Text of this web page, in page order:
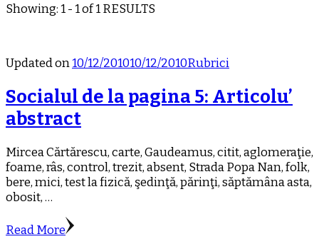
Showing: 1 - 1 of 1 RESULTS
Updated on10/12/201010/12/2010Rubrici
Socialul de la pagina 5: Articolu’
abstract
Mircea Cărtărescu, carte, Gaudeamus, citit, aglomeraţie,
foame, râs, control, trezit, absent, Strada Popa Nan, folk,
bere, mici, test la fizică, şedinţă, părinţi, săptămâna asta,
obosit, …
Read More